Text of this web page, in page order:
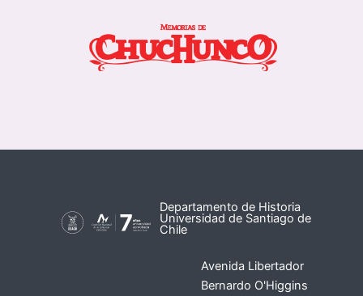
Departamento de Historia
Universidad de Santiago de
Chile
Avenida Libertador
Bernardo O'Higgins